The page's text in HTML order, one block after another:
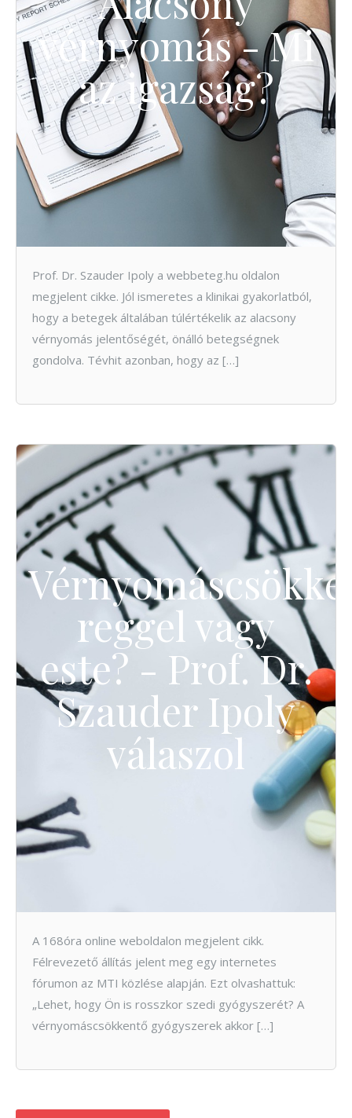
vérnyomás - Mi
az igazság?
Prof. Dr. Szauder Ipoly a webbeteg.hu oldalon
megjelent cikke. Jól ismeretes a klinikai gyakorlatból,
hogy a betegek általában túlértékelik az alacsony
vérnyomás jelentőségét, önálló betegségnek
gondolva. Tévhit azonban, hogy az […]
reggel vagy
este? - Prof. Dr.
Szauder Ipoly
válaszol
A 168óra online weboldalon megjelent cikk.
Félrevezető állítás jelent meg egy internetes
fórumon az MTI közlése alapján. Ezt olvashattuk:
„Lehet, hogy Ön is rosszkor szedi gyógyszerét? A
vérnyomáscsökkentő gyógyszerek akkor […]